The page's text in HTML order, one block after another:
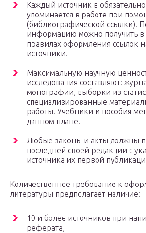
Каждый источник в
упоминается в работе при
(библиографической ссылки).
информацию можно получить в
правилах оформления ссылок
источники.
Максимальную научную
исследования составляют:
монографии, выборки из
специализированные
работы. Учебники и пособия
данном плане.
Любые законы и акты должны
последней своей редакции с
источника их первой
Количественное требование к
литературы предполагает наличие:
10 и более источников при
реферата,